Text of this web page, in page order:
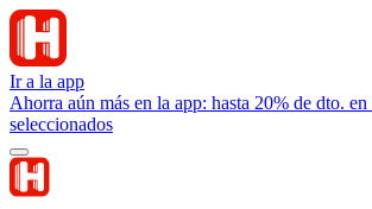
Ir a la app
Ahorra aún más en la app: hasta 20% de dto. en
seleccionados